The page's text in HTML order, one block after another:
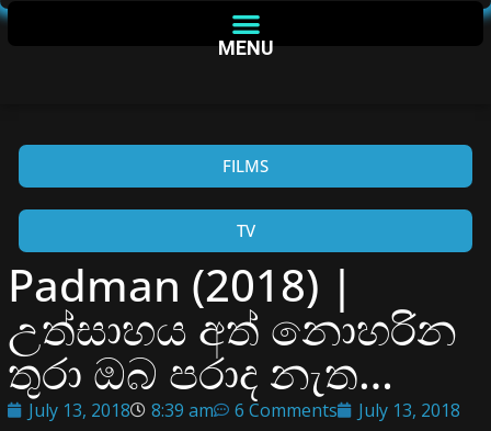
MENU
FILMS
TV
Padman (2018) |
උත්සාහය අත් නොහරින
තුරා ඔබ පරාද නැත…
July 13, 2018 8:39 am 6 Comments July 13, 2018